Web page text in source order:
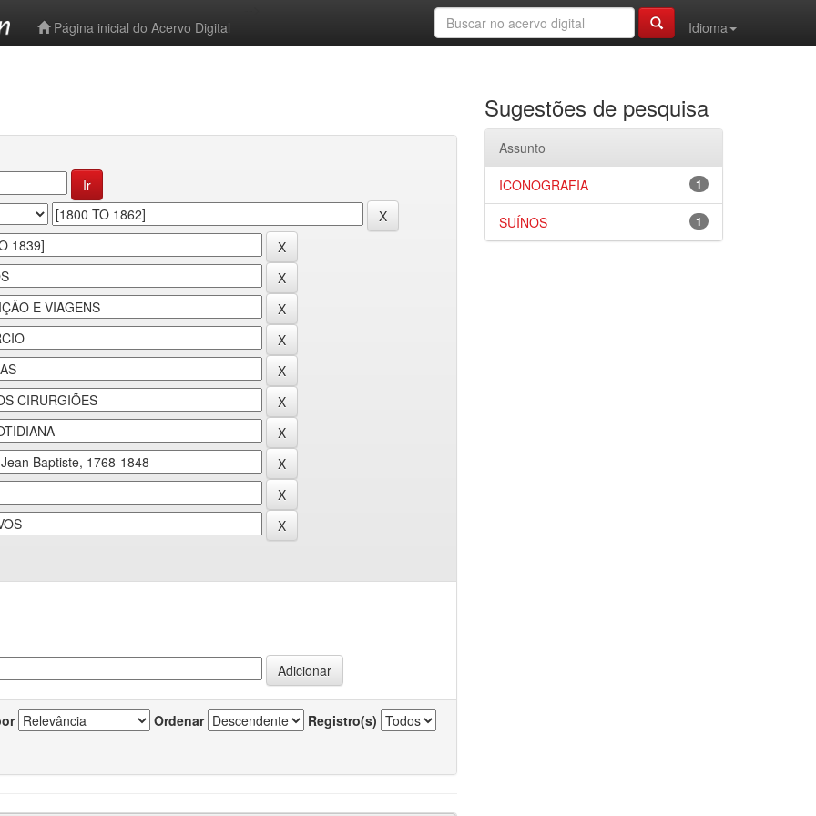
Página inicial do Acervo Digital
Idioma
Ordenar Registro(s)
Sugestões de pesquisa
Assunto
1
ICONOGRAFIA
1
SUÍNOS